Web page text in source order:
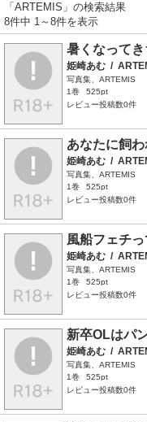
「ARTEMIS」の検索結果
8件中 1～8件を表示
暑くなって
姫崎あむ /
写真集、ARTEMIS
1巻
525pt
レビュー投稿数0件
あなたに飼
姫崎あむ /
写真集、ARTEMIS
1巻
525pt
レビュー投稿数0件
風船フェチ
姫崎あむ /
写真集、ARTEMIS
1巻
525pt
レビュー投稿数0件
新卒OLはパ
姫崎あむ /
写真集、ARTEMIS
1巻
525pt
レビュー投稿数0件